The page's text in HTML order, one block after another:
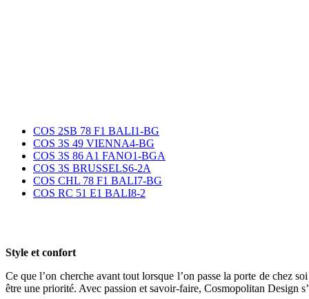
COS 2SB 78 F1 BALI1-BG
COS 3S 49 VIENNA4-BG
COS 3S 86 A1 FANO1-BGA
COS 3S BRUSSELS6-2A
COS CHL 78 F1 BALI7-BG
COS RC 51 E1 BALI8-2
Style et confort
Ce que l’on cherche avant tout lorsque l’on passe la porte de chez
être une priorité. Avec passion et savoir-faire, Cosmopolitan Design